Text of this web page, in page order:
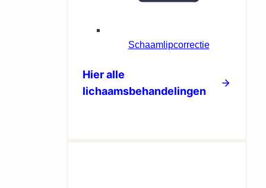
Schaamlipcorrectie
Hier alle
lichaamsbehandelingen